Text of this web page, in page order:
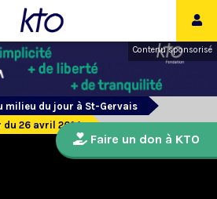
Contenu sponsorisé
milieu du jour à St-Gervais
26 avril 2014
Faire un don à KTO